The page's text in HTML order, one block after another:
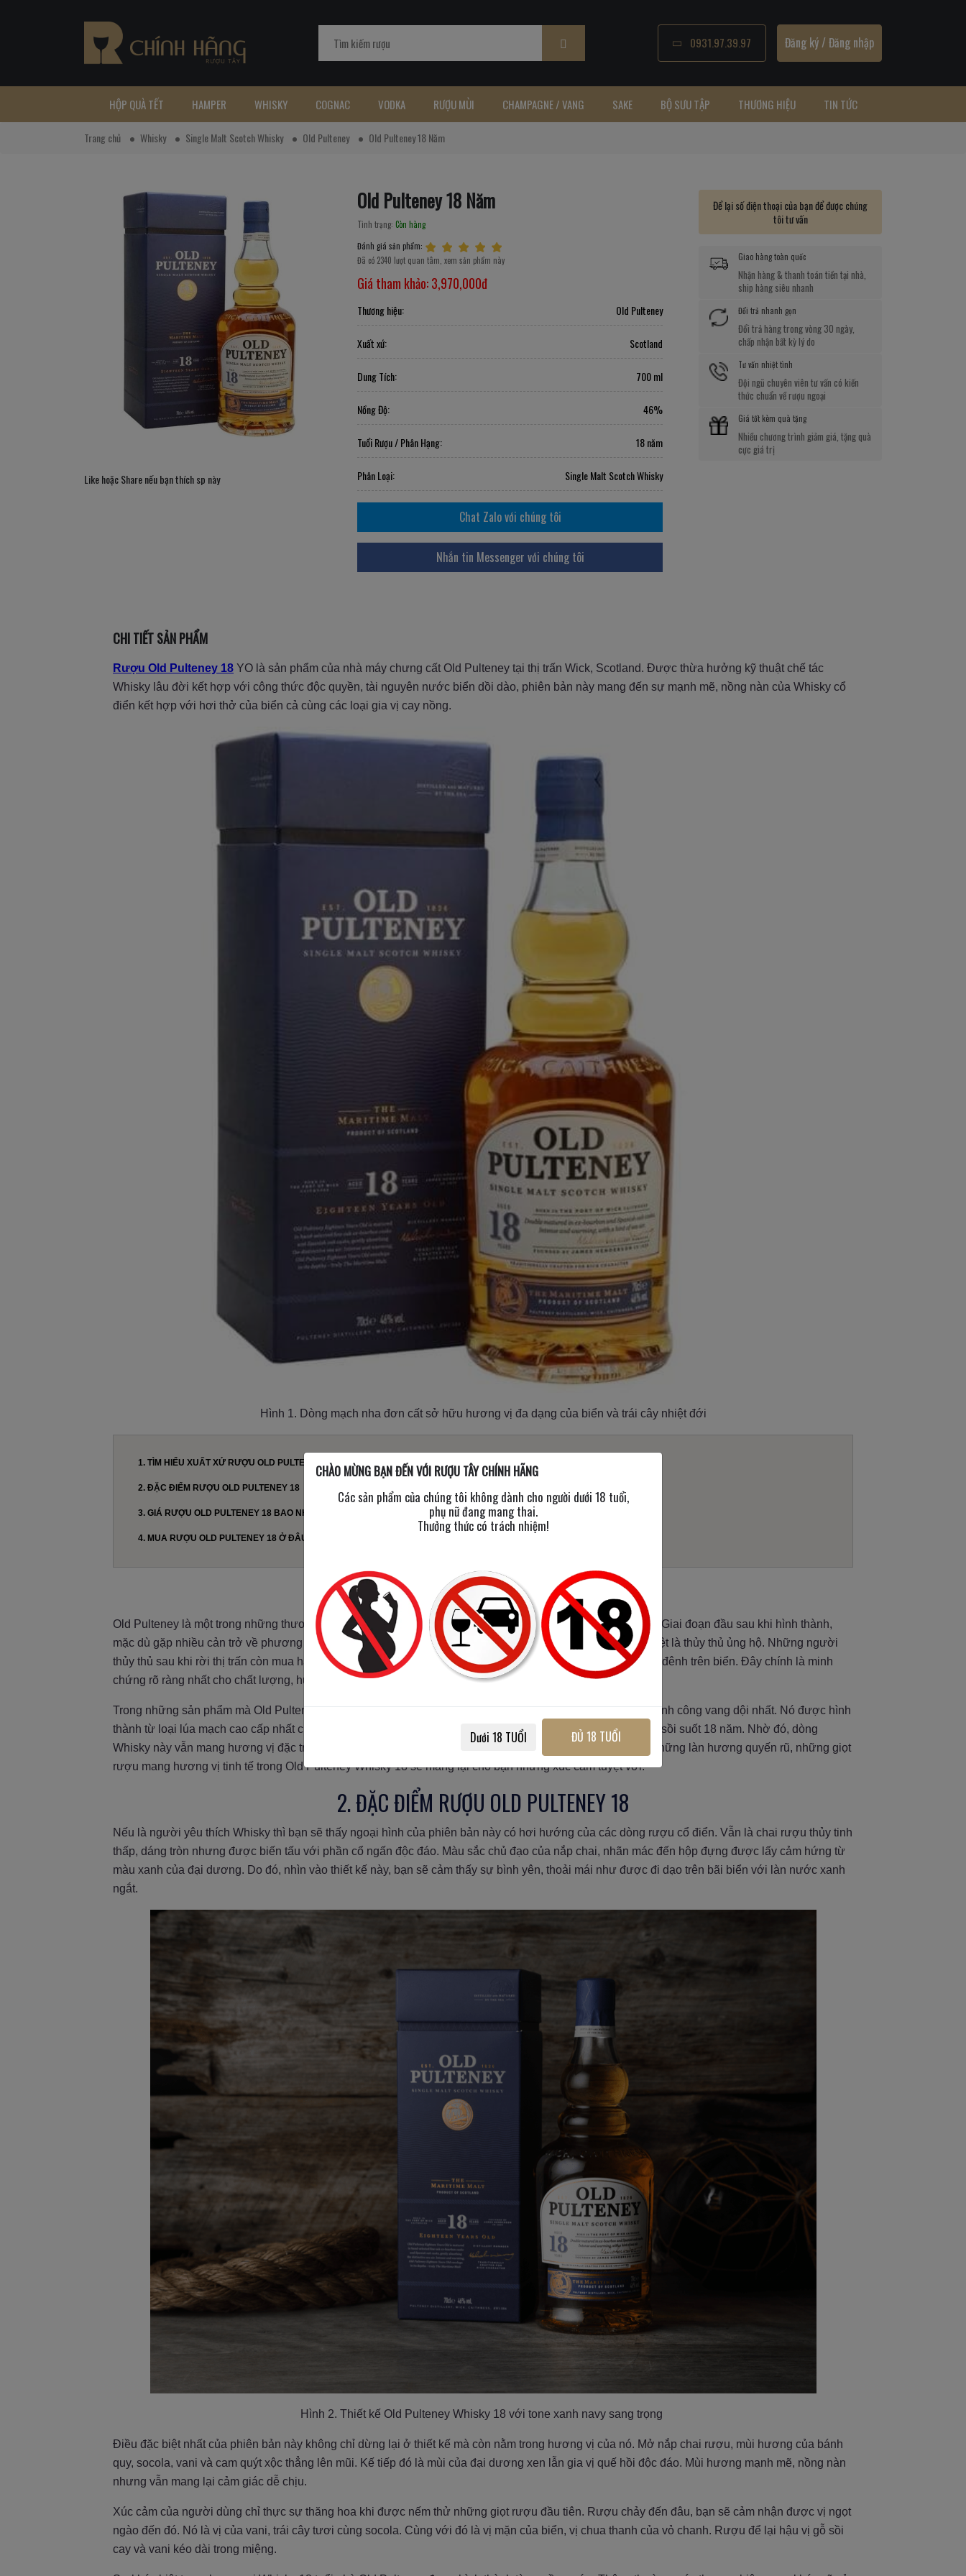
0931.97.39.97 Đăng ký/ Đăng nhập
HỘP QUÀ TẾT HAMPER WHISKY COGNAC VODKA RƯỢU MÙI CHAMPAGNE / VANG SAKE BỘ SƯU TẬP THƯƠNG HIỆU TIN TỨC
Trang chủ Whisky Single Malt Scotch Whisky Old Pulteney Old Pulteney 18 Năm
Like hoặc Share nếu bạn thích sp này
Old Pulteney 18 Năm
Tình trạng: Còn hàng
Đánh giá sản phẩm:
Đã có 2340 lượt quan tâm, xem sản phẩm này
Giá tham khảo:3,970,000đ
Thương hiệu: Old Pulteney
Xuất xứ: Scotland
Dung Tích: 700 ml
Nồng Độ: 46%
Tuổi Rượu / Phân Hạng: 18 năm
Phân Loại: Single Malt Scotch Whisky
Chat Zalo với chúng tôi
Nhắn tin Messenger với chúng tôi
Để lại số điện thoại của bạn để được chúng
tôi tư vấn
Giao hàng toàn quốc
Nhận hàng & thanh toán tiền tại nhà,
ship hàng siêu nhanh
Đổi trả nhanh gọn
Đổi trả hàng trong vòng 30 ngày,
chấp nhận bất kỳ lý do
Tư vấn nhiệt tình
Đội ngũ chuyên viên tư vấn có kiến
thức chuẩn về rượu ngoại
Giá tốt kèm quà tặng
Nhiều chương trình giảm giá, tặng quà
cực giá trị
CHI TIẾT SẢN PHẨM
Rượu Old Pulteney 18 YO là sản phẩm của nhà máy chưng cất Old Pulteney tại thị trấn Wick, Scotland. Được thừa hưởng kỹ thuật chế tác
Whisky lâu đời kết hợp với công thức độc quyền, tài nguyên nước biển dồi dào, phiên bản này mang đến sự mạnh mẽ, nồng nàn của Whisky cổ
điển kết hợp với hơi thở của biển cả cùng các loại gia vị cay nồng.
Hình 1. Dòng mạch nha đơn cất sở hữu hương vị đa dạng của biển và trái cây nhiệt đới
1. TÌM HIỂU XUẤT XỨ RƯỢU OLD PULTENEY 18
2. ĐẶC ĐIỂM RƯỢU OLD PULTENEY 18
3. GIÁ RƯỢU OLD PULTENEY 18 BAO NHIÊU?
4. MUA RƯỢU OLD PULTENEY 18 Ở ĐÂU UY TÍN?
1. TÌM HIỂU XUẤT XỨ RƯỢU OLD PULTENEY 18
Old Pulteney là một trong những thương hiệu mạch nha đơn cất nổi tiếng từ lúc mới thành lập cho đến nay. Giai đoạn đầu sau khi hình thành,
mặc dù gặp nhiều cản trở về phương tiện vận chuyển, địa hình nhưng nó vẫn được người tiêu dùng, đặc biệt là thủy thủ ủng hộ. Những người
thủy thủ sau khi rời thị trấn còn mua hàng chục chai rượu Old Pulteney Whisky để uống trong thời gian lênh đênh trên biển. Đây chính là minh
chứng rõ ràng nhất cho chất lượng, hương vị đỉnh cao của Old Pulteney.
Trong những sản phẩm mà Old Pulteney đã ra mắt thị trường, có lẽ phiên bản Old Pulteney 18 tuổi là sự thành công vang dội nhất. Nó được hình
thành từ loại lúa mạch cao cấp nhất của Scotland, từ nguồn nước biển tinh khiết và ủ trong những thùng gỗ sồi suốt 18 năm. Nhờ đó, dòng
Whisky này vẫn mang hương vị đặc trưng của Whisky nhưng có thêm điểm nhấn là sự mặn mà của biển. Những làn hương quyến rũ, những giọt
rượu mang hương vị tinh tế trong Old Pulteney Whisky 18 sẽ mang lại cho bạn những xúc cảm tuyệt vời.
2. ĐẶC ĐIỂM RƯỢU OLD PULTENEY 18
Nếu là người yêu thích Whisky thì bạn sẽ thấy ngoại hình của phiên bản này có hơi hướng của các dòng rượu cổ điển. Vẫn là chai rượu thủy tinh
thấp, dáng tròn nhưng được biến tấu với phần cổ ngấn độc đáo. Màu sắc chủ đạo của nắp chai, nhãn mác đến hộp đựng được lấy cảm hứng từ
màu xanh của đại dương. Do đó, nhìn vào thiết kế này, bạn sẽ cảm thấy sự bình yên, thoải mái như được đi dạo trên bãi biển với làn nước xanh
ngắt.
Hình 2. Thiết kế Old Pulteney Whisky 18 với tone xanh navy sang trọng
Điều đặc biệt nhất của phiên bản này không chỉ dừng lại ở thiết kế mà còn nằm trong hương vị của nó. Mở nắp chai rượu, mùi hương của bánh
quy, socola, vani và cam quýt xộc thẳng lên mũi. Kế tiếp đó là mùi của đại dương xen lẫn gia vị quế hồi độc đáo. Mùi hương mạnh mẽ, nồng nàn
nhưng vẫn mang lại cảm giác dễ chịu.
Xúc cảm của người dùng chỉ thực sự thăng hoa khi được nếm thử những giọt rượu đầu tiên. Rượu chảy đến đâu, bạn sẽ cảm nhận được vị ngọt
ngào đến đó. Nó là vị của vani, trái cây tươi cùng socola. Cùng với đó là vị mặn của biển, vị chua thanh của vỏ chanh. Rượu để lại hậu vị gỗ sồi
cay và vani kéo dài trong miệng.
CHÀO MỪNG BẠN ĐẾN VỚI RƯỢU TÂY CHÍNH HÃNG
Các sản phẩm của chúng tôi không dành cho người dưới 18 tuổi,
phụ nữ đang mang thai.
Thưởng thức có trách nhiệm!
Dưới 18 TUỔI ĐỦ 18 TUỔI